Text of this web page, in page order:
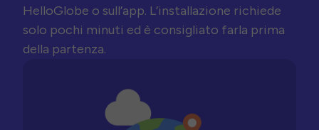
HelloGlobe o sull’app. L’installazione richiede
solo pochi minuti ed è consigliato farla prima
della partenza.